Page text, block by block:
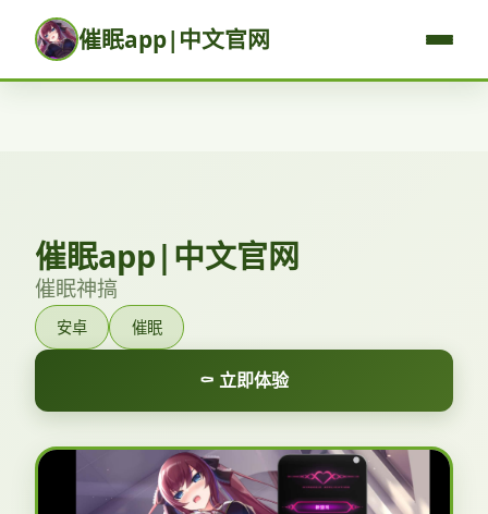
催眠app|中文官网
催眠app|中文官网
催眠神搞
安卓 催眠
⚰️ 立即体验